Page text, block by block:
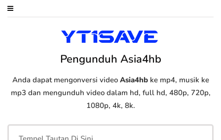
Pengunduh Asia4hb
Anda dapat mengonversi video Asia4hbke mp4, musik ke
mp3 dan mengunduh video dalam hd, full hd, 480p, 720p,
1080p, 4k, 8k.